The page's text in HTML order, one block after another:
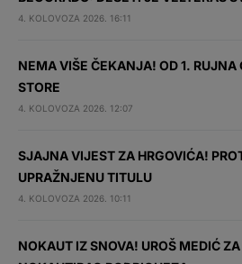
4. KOLOVOZA 2026. 16:11
NEMA VIŠE ČEKANJA! OD 1.
STORE
4. KOLOVOZA 2026. 12:07
SJAJNA VIJEST ZA HRGOVIĆA!
UPRAŽNJENU TITULU
4. KOLOVOZA 2026. 10:11
NOKAUT IZ SNOVA! UROŠ MEDIĆ